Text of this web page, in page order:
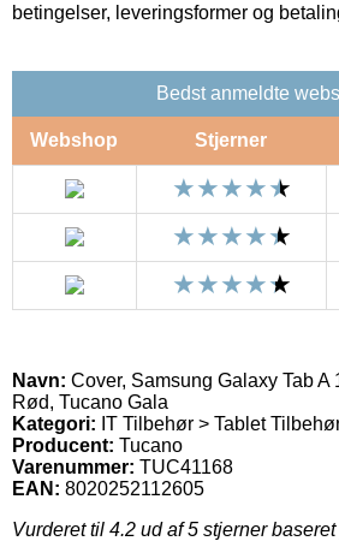
betingelser, leveringsformer og
Bedst anmeldte
Webshop Stjerner
Navn: Cover, Samsung Galaxy Tab A
Rød, Tucano Gala
Kategori: IT Tilbehør > Tablet
Producent: Tucano
Varenummer: TUC41168
EAN: 8020252112605
Vurderet til 4.2 ud af 5 stjerner baseret